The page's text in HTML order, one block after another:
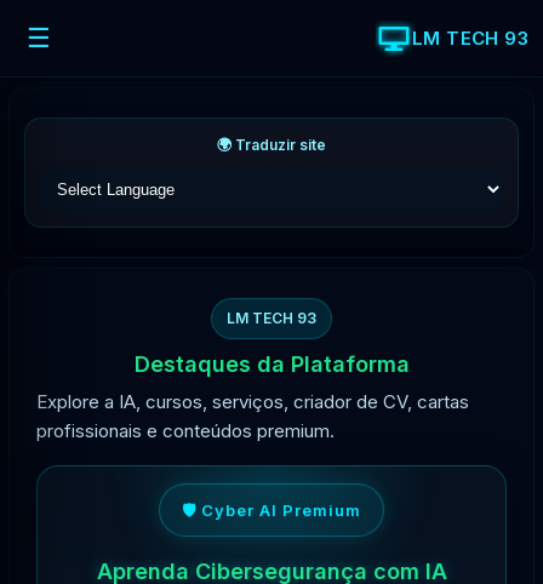
☰ LM TECH 93
🌍 Traduzir site
LM TECH 93
Destaques da Plataforma
Explore a IA, cursos, serviços, criador de CV, cartas
profissionais e conteúdos premium.
🛡️ Cyber AI Premium
Aprenda Cibersegurança com IA